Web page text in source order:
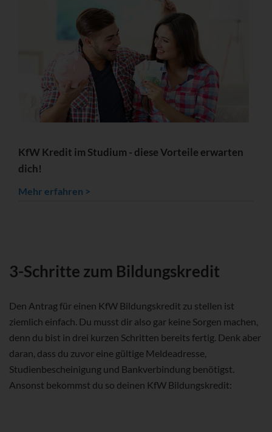
KfW Kredit im Studium - diese Vorteile erwarten
dich!
Mehr erfahren >
3-Schritte zum Bildungskredit
Den Antrag für einen KfW Bildungskredit zu stellen ist
ziemlich einfach. Du musst dir also gar keine Sorgen machen,
denn du bist in drei kurzen Schritten bereits fertig. Denk aber
daran, dass du zuvor eine gültige Meldeadresse,
Studienbescheinigung und Bankverbindung benötigst.
Ansonst bekommst du so deinen KfW Bildungskredit: